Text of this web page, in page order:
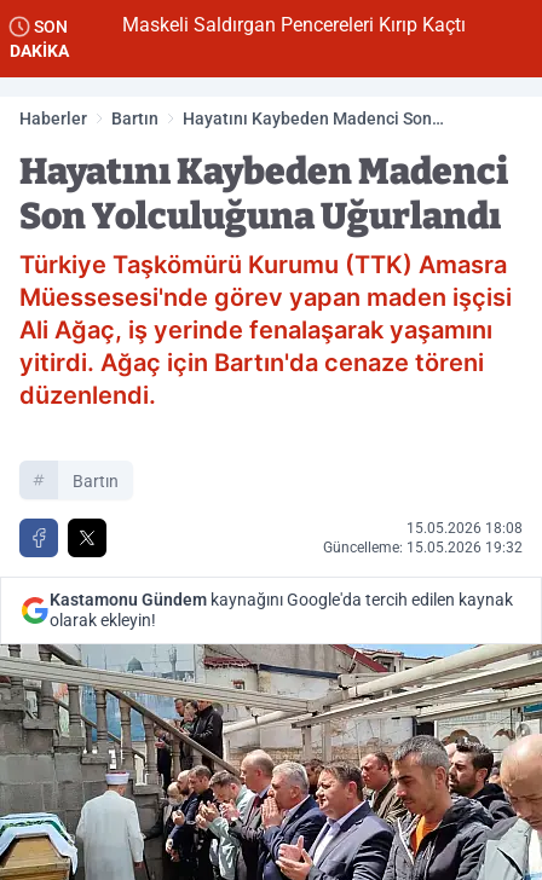
SON
DAKİKA
Maskeli Saldırgan Pencereleri Kırıp Kaçtı
Haberler Bartın
Hayatını Kaybeden Madenci Son
Hayatını Kaybeden Madenci
Son Yolculuğuna Uğurlandı
Türkiye Taşkömürü Kurumu (TTK) Amasra
Müessesesi'nde görev yapan maden işçisi
Ali Ağaç, iş yerinde fenalaşarak yaşamını
yitirdi. Ağaç için Bartın'da cenaze töreni
düzenlendi.
Bartın
15.05.2026 18:08
Güncelleme: 15.05.2026 19:32
Kastamonu Gündem kaynağını Google'da tercih edilen kaynak
olarak ekleyin!